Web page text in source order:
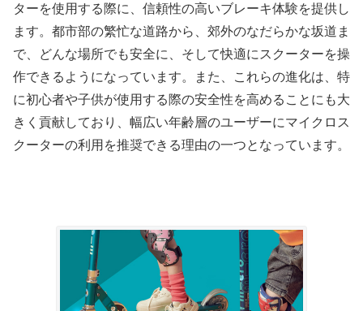
ターを使用する際に、信頼性の高いブレーキ体験を提供し
ます。都市部の繁忙な道路から、郊外のなだらかな坂道ま
で、どんな場所でも安全に、そして快適にスクーターを操
作できるようになっています。また、これらの進化は、特
に初心者や子供が使用する際の安全性を高めることにも大
きく貢献しており、幅広い年齢層のユーザーにマイクロス
クーターの利用を推奨できる理由の一つとなっています。